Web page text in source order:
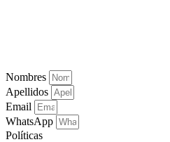
Nombres
Apellidos
Email
WhatsApp
Políticas